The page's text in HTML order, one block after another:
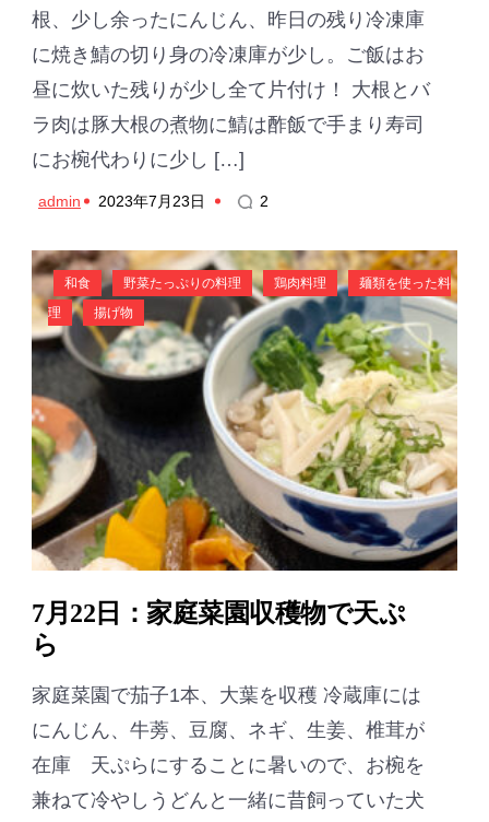
根、少し余ったにんじん、昨日の残り冷凍庫
に焼き鯖の切り身の冷凍庫が少し。ご飯はお
昼に炊いた残りが少し全て片付け！ 大根とバ
ラ肉は豚大根の煮物に鯖は酢飯で手まり寿司
にお椀代わりに少し […]
admin 2023年7月23日 2
和食 野菜たっぷりの料理 鶏肉料理
麺類を使った料
理
揚げ物
7月22日：家庭菜園収穫物で天ぷ
ら
家庭菜園で茄子1本、大葉を収穫 冷蔵庫には
にんじん、牛蒡、豆腐、ネギ、生姜、椎茸が
在庫 天ぷらにすることに暑いので、お椀を
兼ねて冷やしうどんと一緒に昔飼っていた犬